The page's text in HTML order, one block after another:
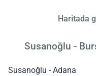
Haritada
Susanoğlu -
Susanoğlu - Adana